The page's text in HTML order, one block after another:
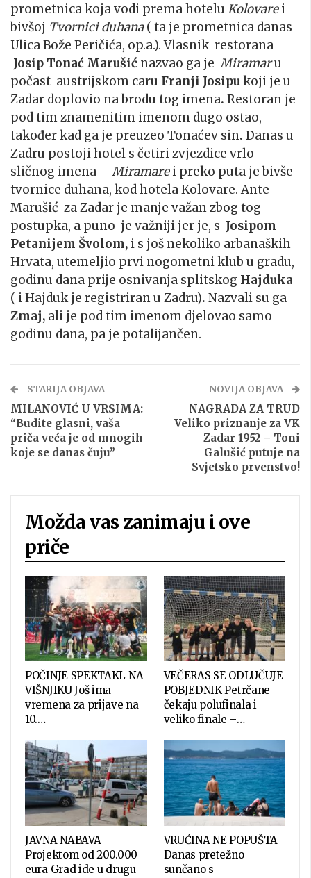
prometnica koja vodi prema hotelu Kolovarei
bivšoj Tvornici duhana( ta je prometnica danas
Ulica Bože Peričića, op.a.). Vlasnik restorana
Josip Tonać Marušić nazvao ga je Miramaru
počast austrijskom caru Franji Josipukoji je u
Zadar doplovio na brodu tog imena. Restoran je
pod tim znamenitim imenom dugo ostao,
također kad ga je preuzeo Tonaćev sin. Danas u
Zadru postoji hotel s četiri zvjezdice vrlo
sličnog imena – Miramarei preko puta je bivše
tvornice duhana, kod hotela Kolovare. Ante
Marušić za Zadar je manje važan zbog tog
postupka, a puno je važniji jer je, s Josipom
Petanijem Švolom, i s još nekoliko arbanaških
Hrvata, utemeljio prvi nogometni klub u gradu,
godinu dana prije osnivanja splitskog Hajduka
( i Hajduk je registriran u Zadru). Nazvali su ga
Zmaj, ali je pod tim imenom djelovao samo
godinu dana, pa je potalijančen.
STARIJA OBJAVA
MILANOVIĆ U VRSIMA:
“Budite glasni, vaša
priča veća je od mnogih
koje se danas čuju”
NOVIJA OBJAVA
NAGRADA ZA TRUD
Veliko priznanje za VK
Zadar 1952 – Toni
Galušić putuje na
Svjetsko prvenstvo!
Možda vas zanimaju i ove
priče
POČINJE SPEKTAKL NA
VIŠNJIKU Još ima
vremena za prijave na
10.…
VEČERAS SE ODLUČUJE
POBJEDNIK Petrčane
čekaju polufinala i
veliko finale –…
JAVNA NABAVA
Projektom od 200.000
eura Grad ide u drugu
VRUĆINA NE POPUŠTA
Danas pretežno
sunčano s